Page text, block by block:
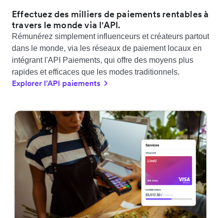
Effectuez des milliers de paiements rentables à
travers le monde via l'API.
Rémunérez simplement influenceurs et créateurs partout
dans le monde, via les réseaux de paiement locaux en
intégrant l'API Paiements, qui offre des moyens plus
rapides et efficaces que les modes traditionnels.
Explorer l’API paiements